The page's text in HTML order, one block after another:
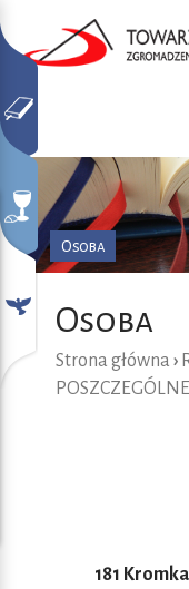
Osoba
Osoba
Strona główna ›
181